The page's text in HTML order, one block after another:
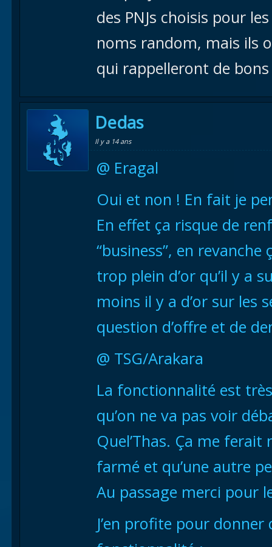
des PNJs choisis pour
noms random, mais ils
qui rappelleront de bons
Dedas
Il y a 14 ans
@ Eragal
Oui et non ! En fait je
En effet ça risque de
“business”, en revanche
trop plein d’or qu’il y a
moins il y a d’or sur les
question d’offre et de
@ TSG/Arakara
La fonctionnalité est
qu’on ne va pas voir
Quel’Thas. Ça me ferait
farmé et qu’une autre
Au passage merci pour
J’en profite pour